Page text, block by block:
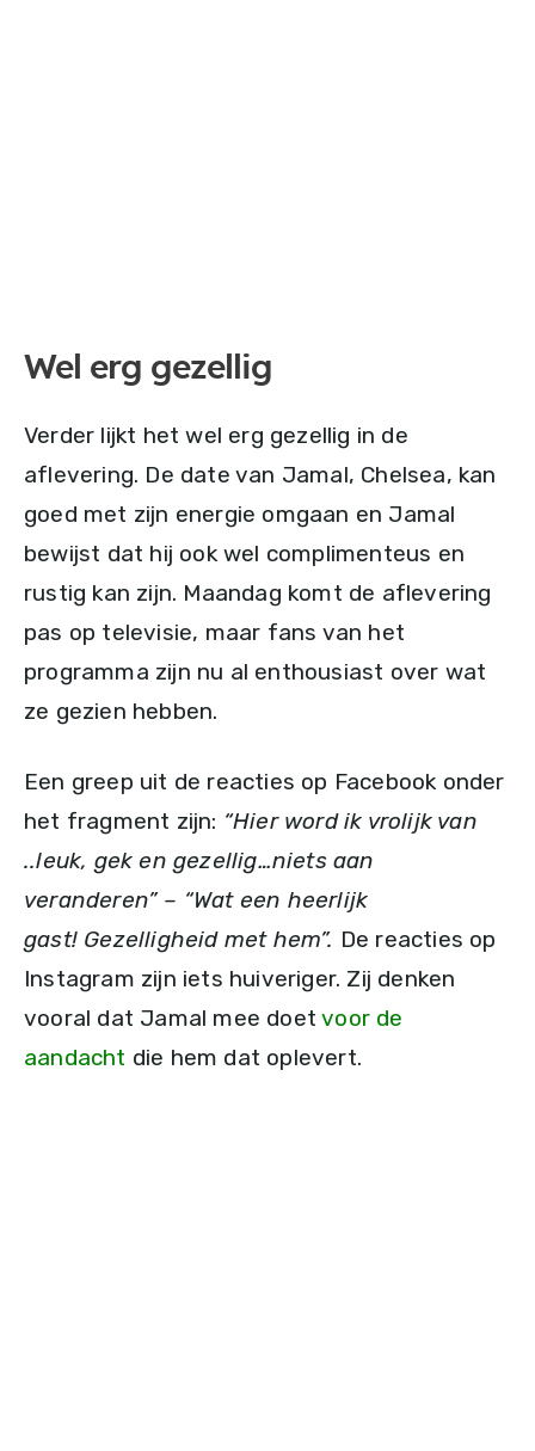
Wel erg gezellig
Verder lijkt het wel erg gezellig in de
aflevering. De date van Jamal, Chelsea, kan
goed met zijn energie omgaan en Jamal
bewijst dat hij ook wel complimenteus en
rustig kan zijn. Maandag komt de aflevering
pas op televisie, maar fans van het
programma zijn nu al enthousiast over wat
ze gezien hebben.
Een greep uit de reacties op Facebook onder
het fragment zijn: “Hier word ik vrolijk van
..leuk, gek en gezellig…niets aan
veranderen” – “Wat een heerlijk
gast! Gezelligheid met hem”. De reacties op
Instagram zijn iets huiveriger. Zij denken
vooral dat Jamal mee doetvoor de
aandacht die hem dat oplevert.